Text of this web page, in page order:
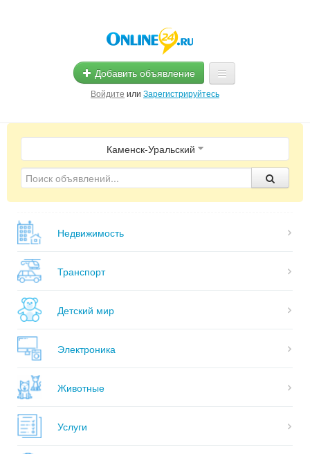
Добавить объявление
Войдите или Зарегистрируйтесь
Главная
Помощь
Каменск-Уральский
Недвижимость
Транспорт
Детский мир
Электроника
Животные
Услуги